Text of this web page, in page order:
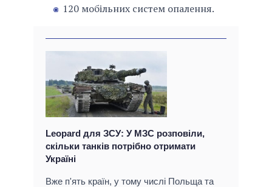
120 мобільних систем опалення.
Leopard для ЗСУ: У МЗС розповіли,
скільки танків потрібно отримати
Україні
Вже п'ять країн, у тому числі Польща та